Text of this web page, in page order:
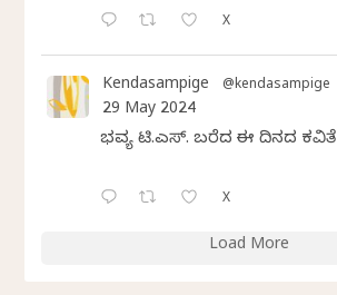
X
Kendasampige @kendasampige
29 May 2024
ಭವ್ಯ ಟಿ.ಎಸ್. ಬರೆದ ಈ ದಿನದ ಕವಿತೆ
X
Load More